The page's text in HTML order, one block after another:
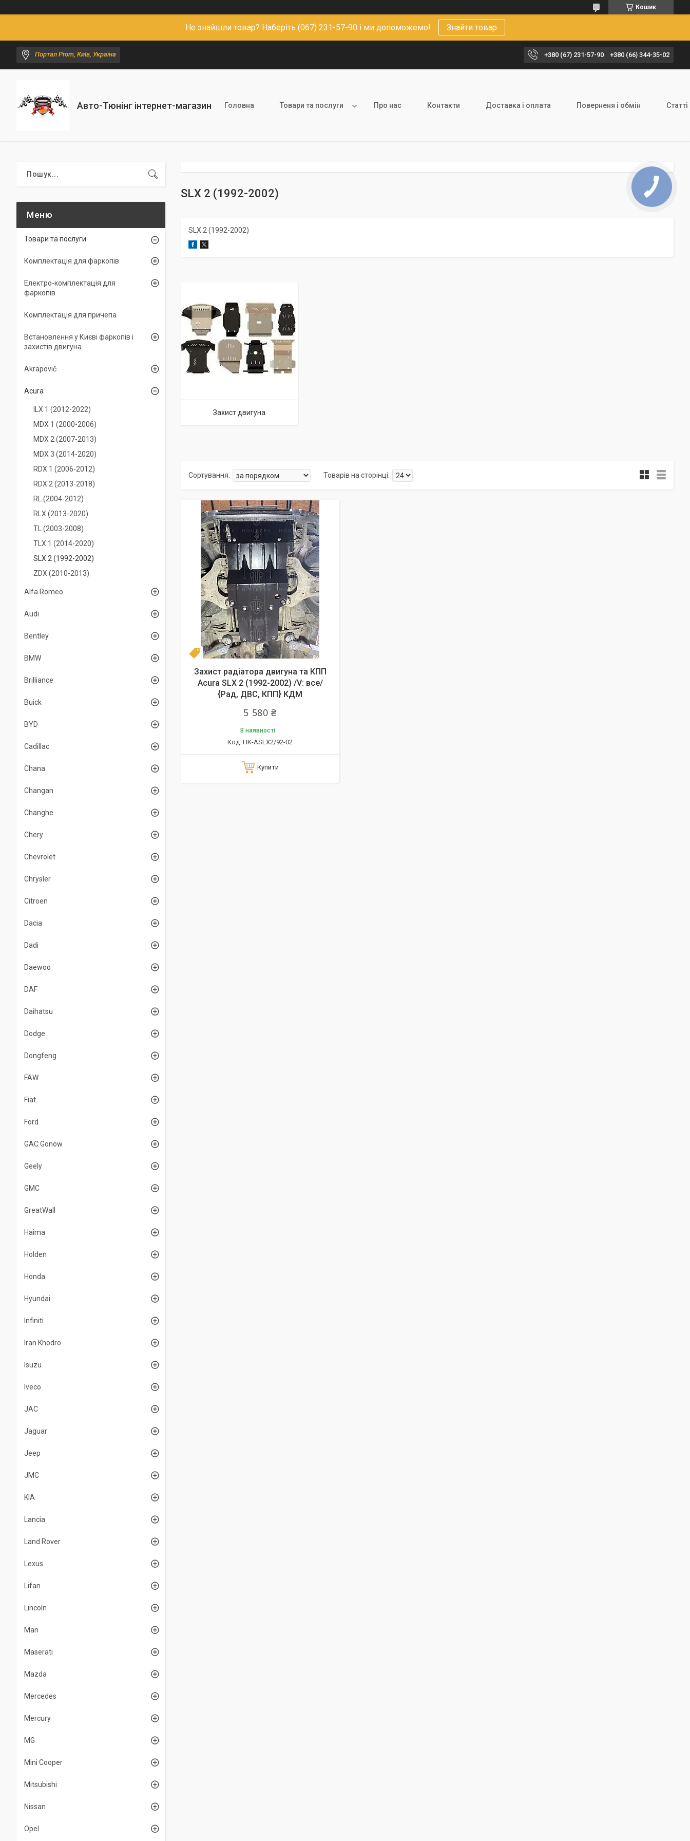
Кошик
Не знайшли товар? Наберіть (067) 231-57-90 і ми допоможемо! Знайти товар
Портал Prom, Київ, Україна +380 (67) 231-57-90 +380 (66) 344-35-02
Авто-Тюнінг інтернет-магазин Головна Товари та послуги Про нас Контакти Доставка і оплата Поверненя і обмін Статті
SLX 2 (1992-2002)
SLX 2 (1992-2002)
Захист двигуна
Новинка
Захист радіатора двигуна та КПП
Acura SLX 2 (1992-2002) /V: все/
{Рад, ДВС, КПП} КДМ
5 580 ₴
В наявності
HK-ASLX2/92-02
Купити
Товари та послуги
Комплектація для фаркопів
Електро-комплектація для
фаркопів
Комплектація для причепа
Встановлення у Києві фаркопів і
захистів двигуна
Akrapovič
Acura
ILX 1 (2012-2022)
MDX 1 (2000-2006)
MDX 2 (2007-2013)
MDX 3 (2014-2020)
RDX 1 (2006-2012)
RDX 2 (2013-2018)
RL (2004-2012)
RLX (2013-2020)
TL (2003-2008)
TLX 1 (2014-2020)
SLX 2 (1992-2002)
ZDX (2010-2013)
Alfa Romeo
Audi
Bentley
BMW
Brilliance
Buick
BYD
Cadillac
Chana
Changan
Changhe
Chery
Chevrolet
Chrysler
Citroen
Dacia
Dadi
Daewoo
DAF
Daihatsu
Dodge
Dongfeng
FAW
Fiat
Ford
GAC Gonow
Geely
GMC
GreatWall
Haima
Holden
Honda
Hyundai
Infiniti
Iran Khodro
Isuzu
Iveco
JAC
Jaguar
Jeep
JMC
KIA
Lancia
Land Rover
Lexus
Lifan
Lincoln
Man
Maserati
Mazda
Mercedes
Mercury
MG
Mini Cooper
Mitsubishi
Nissan
Opel